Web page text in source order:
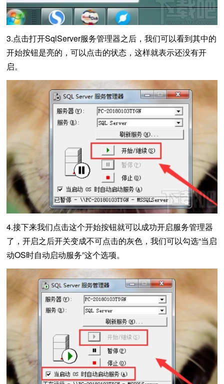
3.点击打开SqlServer服务管理器之后，我们可以看到其中的
开始按钮是亮的，可以点击的状态，这样就表示还没有开
启。
4.接下来我们点击这个开始按钮就可以成功开启服务管理器
了，开启之后开关变成不可点击的灰色，我们可以勾选“当启
动OS时自动启动服务”这个选项。